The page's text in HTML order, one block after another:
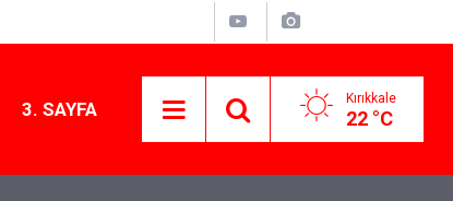
3. SAYFA Kırıkkale
22 °C